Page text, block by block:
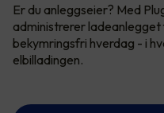
Er du anleggseier? Med
administrerer
bekymringsfri hverdag - i
elbilladingen.